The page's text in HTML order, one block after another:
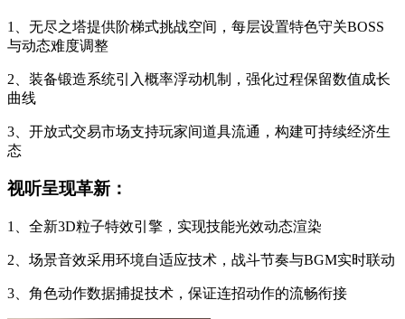
1、无尽之塔提供阶梯式挑战空间，每层设置特色守关BOSS
与动态难度调整
2、装备锻造系统引入概率浮动机制，强化过程保留数值成长
曲线
3、开放式交易市场支持玩家间道具流通，构建可持续经济生
态
视听呈现革新：
1、全新3D粒子特效引擎，实现技能光效动态渲染
2、场景音效采用环境自适应技术，战斗节奏与BGM实时联动
3、角色动作数据捕捉技术，保证连招动作的流畅衔接